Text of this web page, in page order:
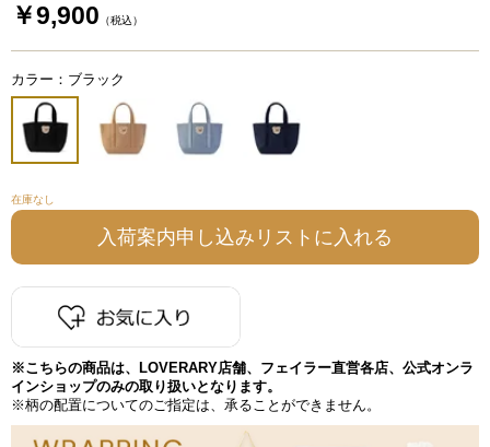
￥9,900 （税込）
カラー：ブラック
在庫なし
※こちらの商品は、LOVERARY店舗、フェイラー直営各店、公式オンラ
インショップのみの取り扱いとなります。
※柄の配置についてのご指定は、承ることができません。